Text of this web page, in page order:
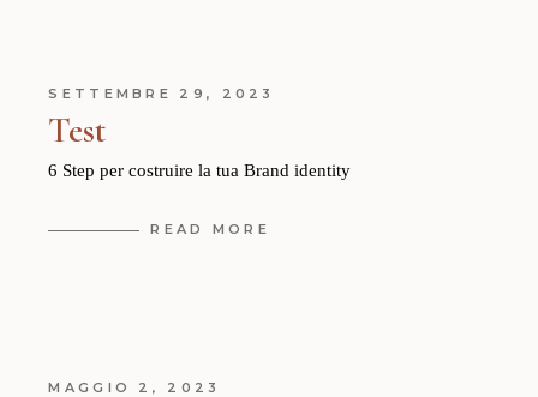
SETTEMBRE 29, 2023
Test
6 Step per costruire la tua Brand identity
READ MORE
MAGGIO 2, 2023